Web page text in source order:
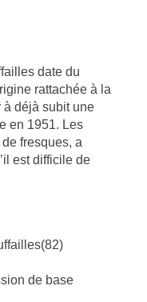
date du
rattachée à la
à déjà subit une
en 1951. Les
fresques, a
est difficile de
de base